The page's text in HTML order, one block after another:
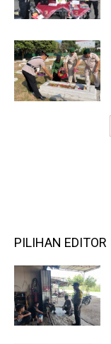
PILIHAN EDITOR